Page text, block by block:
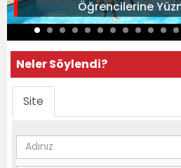
Öğrencilerine
Neler Söylendi?
Site